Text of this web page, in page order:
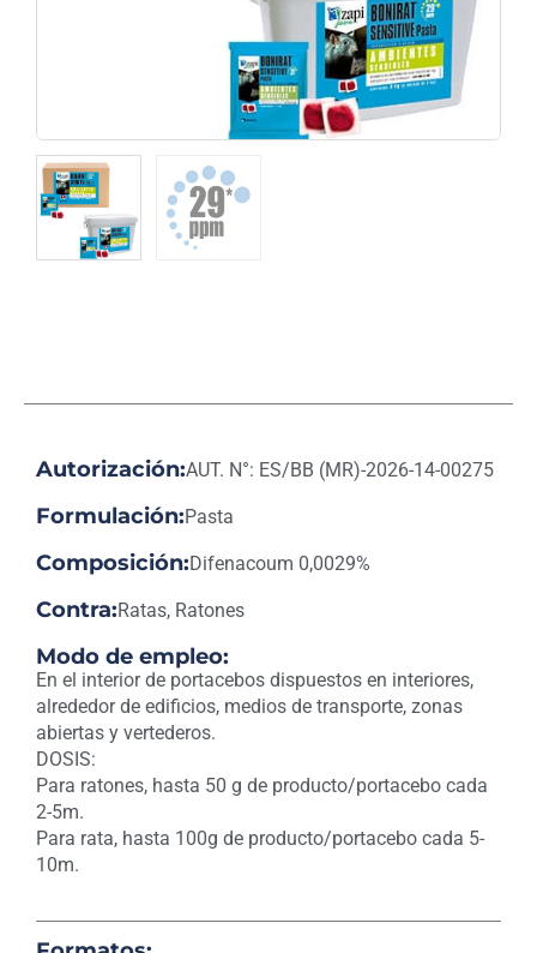
Autorización:AUT. N°: ES/BB (MR)-2026-14-00275
Formulación:Pasta
Composición:Difenacoum 0,0029%
Contra:Ratas, Ratones
Modo de empleo:
En el interior de portacebos dispuestos en interiores,
alrededor de edificios, medios de transporte, zonas
abiertas y vertederos.
DOSIS:
Para ratones, hasta 50 g de producto/portacebo cada
2-5m.
Para rata, hasta 100g de producto/portacebo cada 5-
10m.